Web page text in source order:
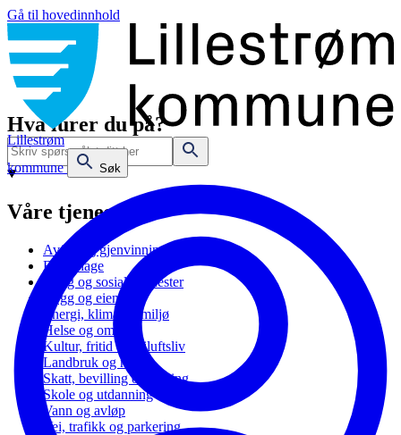
Gå til hovedinnhold
Lillestrøm
kommune
Søk
Hva lurer du på?
Våre tjenester
Avfall og gjenvinning
Barnehage
Bolig og sosiale tjenester
Bygg og eiendom
Energi, klima og miljø
Helse og omsorg
Kultur, fritid og friluftsliv
Landbruk og natur
Skatt, bevilling og næring
Skole og utdanning
Vann og avløp
Vei, trafikk og parkering